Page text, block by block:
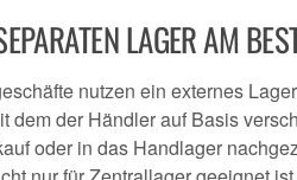
LAGER AM
nutzen ein externes
dem der Händler auf Basis
oder in das Handlager